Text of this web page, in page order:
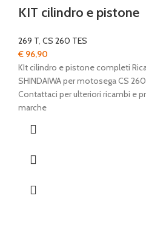
KIT cilindro e pistone
269 T, CS 260 TES
€ 96,90
KIt cilindro e pistone completi
SHINDAIWA per motosega CS
Contattaci per ulteriori ricambi e
marche